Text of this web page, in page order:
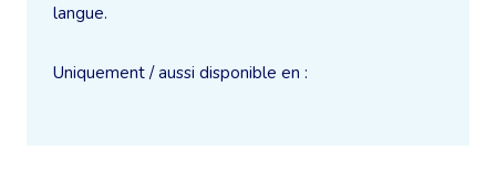
langue.
Uniquement / aussi disponible en :